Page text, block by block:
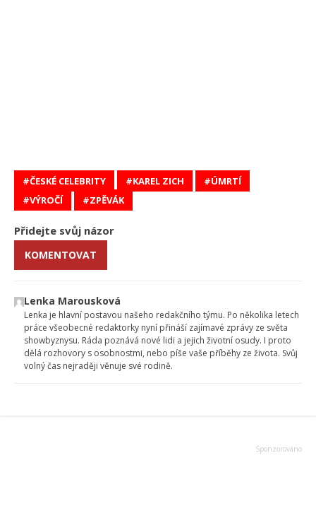
ČESKÉ CELEBRITY KAREL ZICH
ÚMRTÍ
VÝROČÍ
ZPĚVÁK
Přidejte svůj názor
KOMENTOVAT
Lenka Marousková
Lenka je hlavní postavou našeho redakčního týmu. Po několika letech
práce všeobecné redaktorky nyní přináší zajímavé zprávy ze světa
showbyznysu. Ráda poznává nové lidi a jejich životní osudy. I proto
dělá rozhovory s osobnostmi, nebo píše vaše příběhy ze života. Svůj
volný čas nejraději věnuje své rodině.